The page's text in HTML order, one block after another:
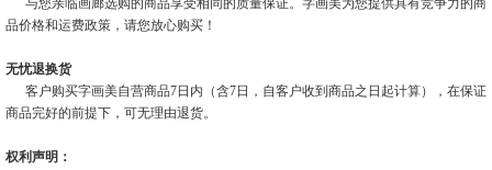
与您亲临画廊选购的商品享受相同的质量保证。字画美为您提供具有竞争力的商
品价格和运费政策，请您放心购买！
无忧退换货
客户购买字画美自营商品7日内（含7日，自客户收到商品之日起计算），在保证
商品完好的前提下，可无理由退货。
权利声明：